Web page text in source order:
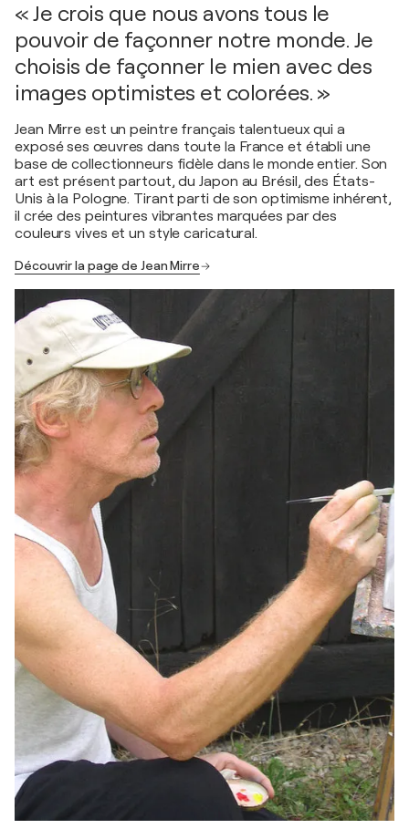
« Je crois que nous avons tous le
pouvoir de façonner notre monde. Je
choisis de façonner le mien avec des
images optimistes et colorées. »
Jean Mirre est un peintre français talentueux qui a
exposé ses œuvres dans toute la France et établi une
base de collectionneurs fidèle dans le monde entier. Son
art est présent partout, du Japon au Brésil, des États-
Unis à la Pologne. Tirant parti de son optimisme inhérent,
il crée des peintures vibrantes marquées par des
couleurs vives et un style caricatural.
Découvrir la page de Jean Mirre